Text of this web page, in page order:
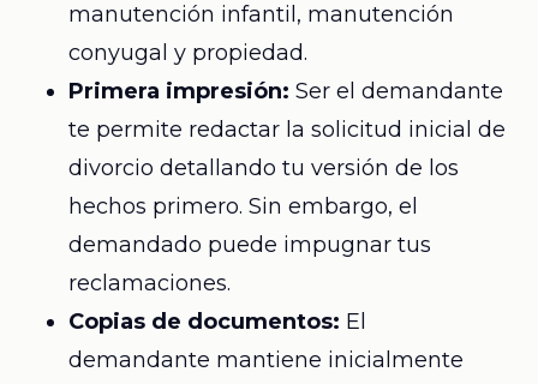
manutención infantil, manutención
conyugal y propiedad.
Primera impresión: Ser el demandante
te permite redactar la solicitud inicial de
divorcio detallando tu versión de los
hechos primero. Sin embargo, el
demandado puede impugnar tus
reclamaciones.
Copias de documentos: El
demandante mantiene inicialmente